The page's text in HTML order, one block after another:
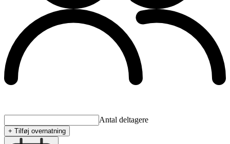
Antal deltagere
+ Tilføj overnatning